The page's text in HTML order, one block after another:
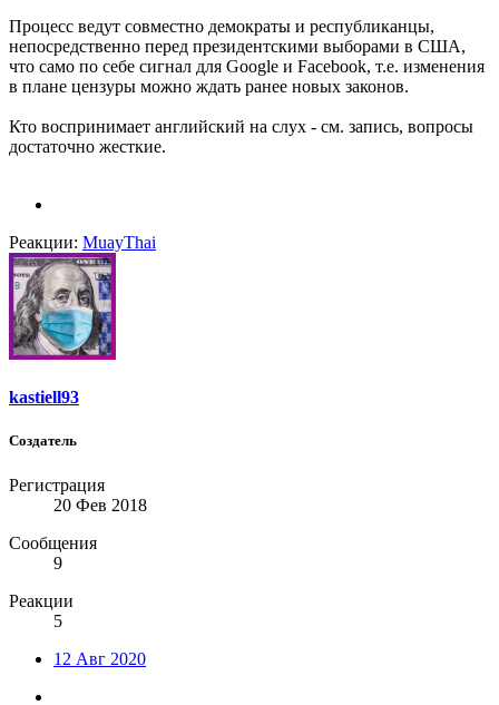
Процесс ведут совместно демократы и республиканцы,
непосредственно перед президентскими выборами в США,
что само по себе сигнал для Google и Facebook, т.е. изменения
в плане цензуры можно ждать ранее новых законов.
Кто воспринимает английский на слух - см. запись, вопросы
достаточно жесткие.
Реакции: MuayThai
kastiell93
Создатель
Регистрация
20 Фев 2018
Сообщения
9
Реакции
5
12 Авг 2020